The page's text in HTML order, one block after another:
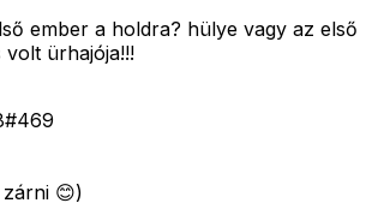
ember a holdra? hülye vagy az első
volt ürhajója!!!
#469
😊)